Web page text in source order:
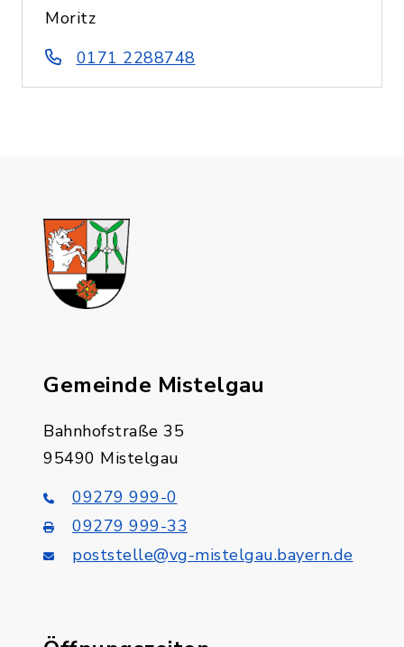
Moritz
0171 2288748
Gemeinde Mistelgau
Bahnhofstraße 35
95490 Mistelgau
09279 999-0
09279 999-33
poststelle@vg-mistelgau.bayern.de